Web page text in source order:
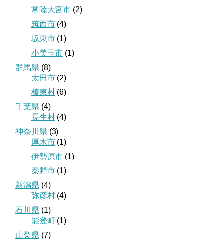
常陸大宮市 (2)
筑西市 (4)
坂東市 (1)
小美玉市 (1)
群馬県 (8)
太田市 (2)
榛東村 (6)
千葉県 (4)
長生村 (4)
神奈川県 (3)
厚木市 (1)
伊勢原市 (1)
秦野市 (1)
新潟県 (4)
弥彦村 (4)
石川県 (1)
能登町 (1)
山梨県 (7)